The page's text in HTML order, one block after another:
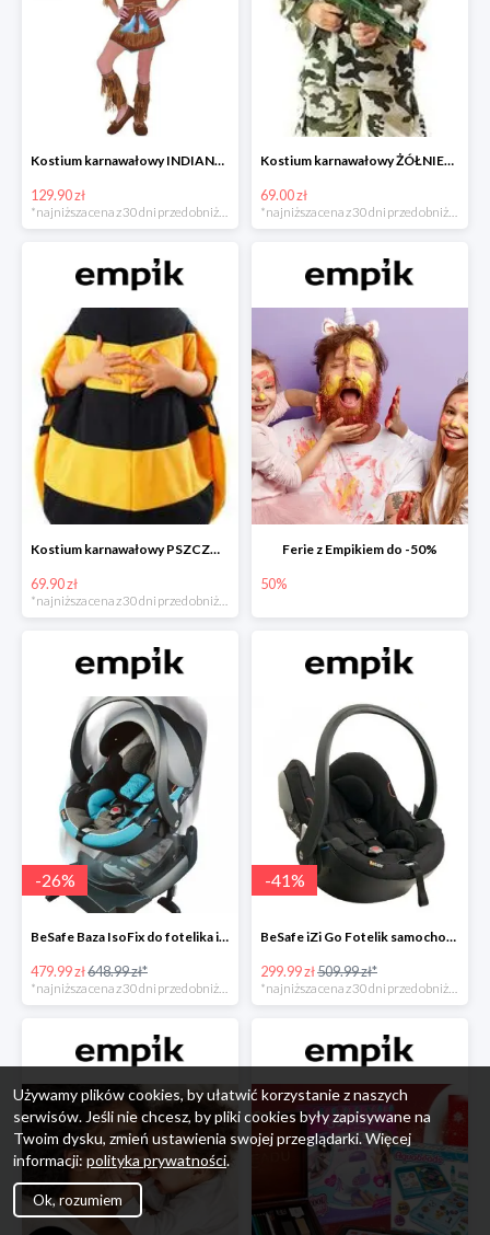
Kostium karnawałowy INDIANKA
129.90 zł
*najniższa cena z 30 dni przed obniżką
Kostium karnawałowy ŻÓŁNIERZ
69.00 zł
*najniższa cena z 30 dni przed obniżką
Kostium karnawałowy PSZCZÓŁKA
69.90 zł
Ferie z Empikiem do -50%
50%
-26%
BeSafe Baza IsoFix do fotelika iZi Go -26%
479.99 zł648.99 zł*
*najniższa cena z 30 dni przed obniżką
-41%
BeSafe iZi Go Fotelik samochodowy, 0-13 kg, Czarny Cab -41%
299.99 zł509.99 zł*
*najniższa cena z 30 dni przed obniżką
Używamy plików cookies, by ułatwić korzystanie z naszych
serwisów. Jeśli nie chcesz, by pliki cookies były zapisywane na
Twoim dysku, zmień ustawienia swojej przeglądarki. Więcej
informacji: polityka prywatności.
Ok, rozumiem